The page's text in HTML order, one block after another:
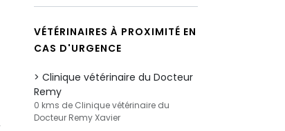
VÉTÉRINAIRES À PROXIMITÉ EN
CAS D'URGENCE
Clinique vétérinaire du Docteur
Remy
0 kms de Clinique vétérinaire du
Docteur Remy Xavier